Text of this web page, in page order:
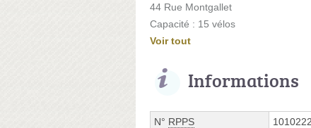
44 Rue Montgallet
Capacité : 15 vélos
Voir tout
Informations
N° RPPS